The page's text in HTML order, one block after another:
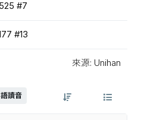
#7
#13
來源: Unihan
讀音